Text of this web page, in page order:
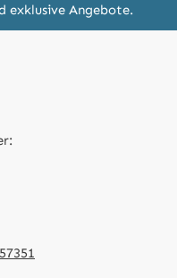
exklusive Angebote.